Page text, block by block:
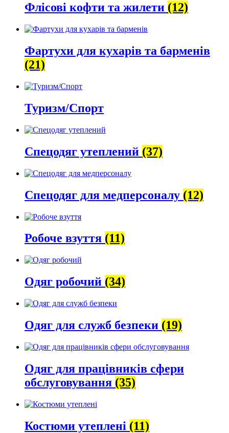
Флісові кофти та жилети (12)
Фартухи для кухарів та барменів
(21)
Туризм/Спорт
Спецодяг утеплений (37)
Спецодяг для медперсоналу (12)
Робоче взуття (11)
Одяг робочий (34)
Одяг для служб безпеки (19)
Одяг для працівників сфери
обслуговування (35)
Костюми утеплені (11)